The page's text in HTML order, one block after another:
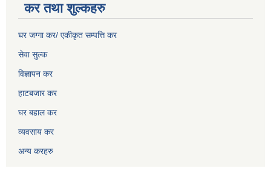
कर तथा शुल्कहरु
घर जग्गा कर/ एकीकृत सम्पत्ति कर
सेवा सुल्क
विज्ञापन कर
हाटबजार कर
घर बहाल कर
व्यवसाय कर
अन्य करहरु